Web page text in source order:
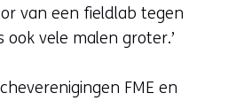
van een fieldlab tegen
vele malen groter.’
FME en